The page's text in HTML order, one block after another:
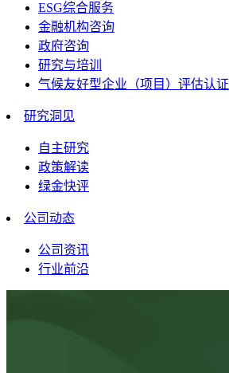
ESG综合服务
金融机构咨询
政府咨询
研究与培训
气候友好型企业（项目）评估认证
研究洞见
自主研究
政策解读
绿金快评
公司动态
公司资讯
行业前沿